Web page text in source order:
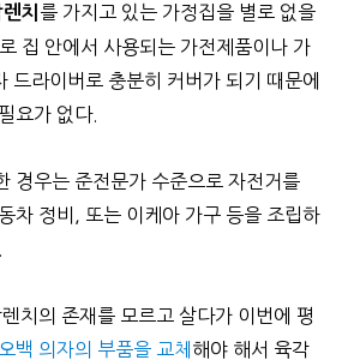
치 를 가지고 있는 가정집을 별로 없을
집 안에서 사용되는 가전제품이나 가
드라이버로 충분히 커버가 되기 때문에
요가 없다.
경우는 준전문가 수준으로 자전거를
차 정비, 또는 이케아 가구 등을 조립하
치의 존재를 모르고 살다가 이번에 평
백 의자의 부품을 교체 해야 해서 육각